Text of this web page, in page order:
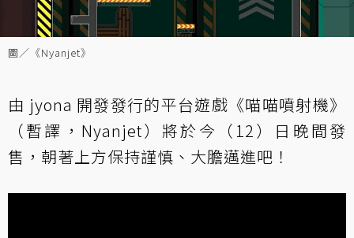
圖／《Nyanjet》
由 jyona 開發發行的平台遊戲《喵喵噴射機》
（暫譯，Nyanjet）將於今（12）日晚間發
售，朝著上方保持謹慎、大膽邁進吧！